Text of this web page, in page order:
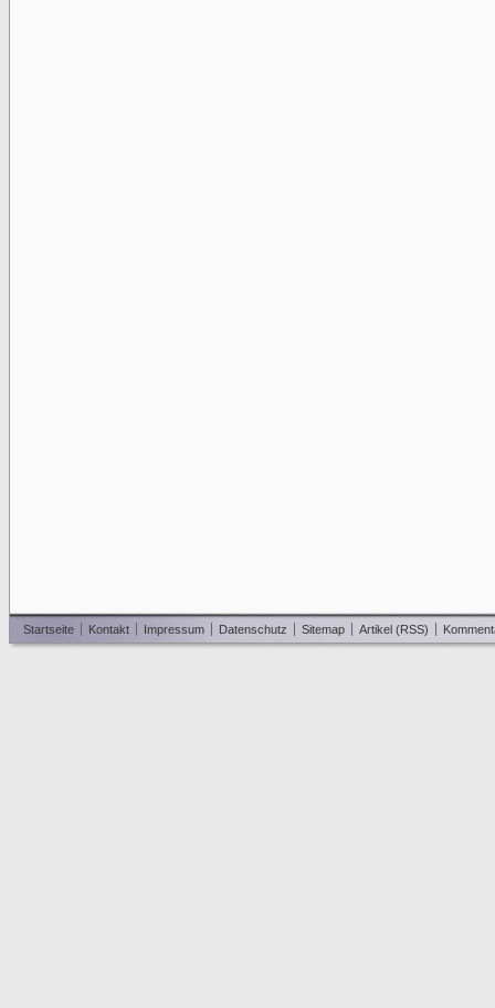
Startseite Kontakt Impressum Datenschutz Sitemap Artikel (RSS)